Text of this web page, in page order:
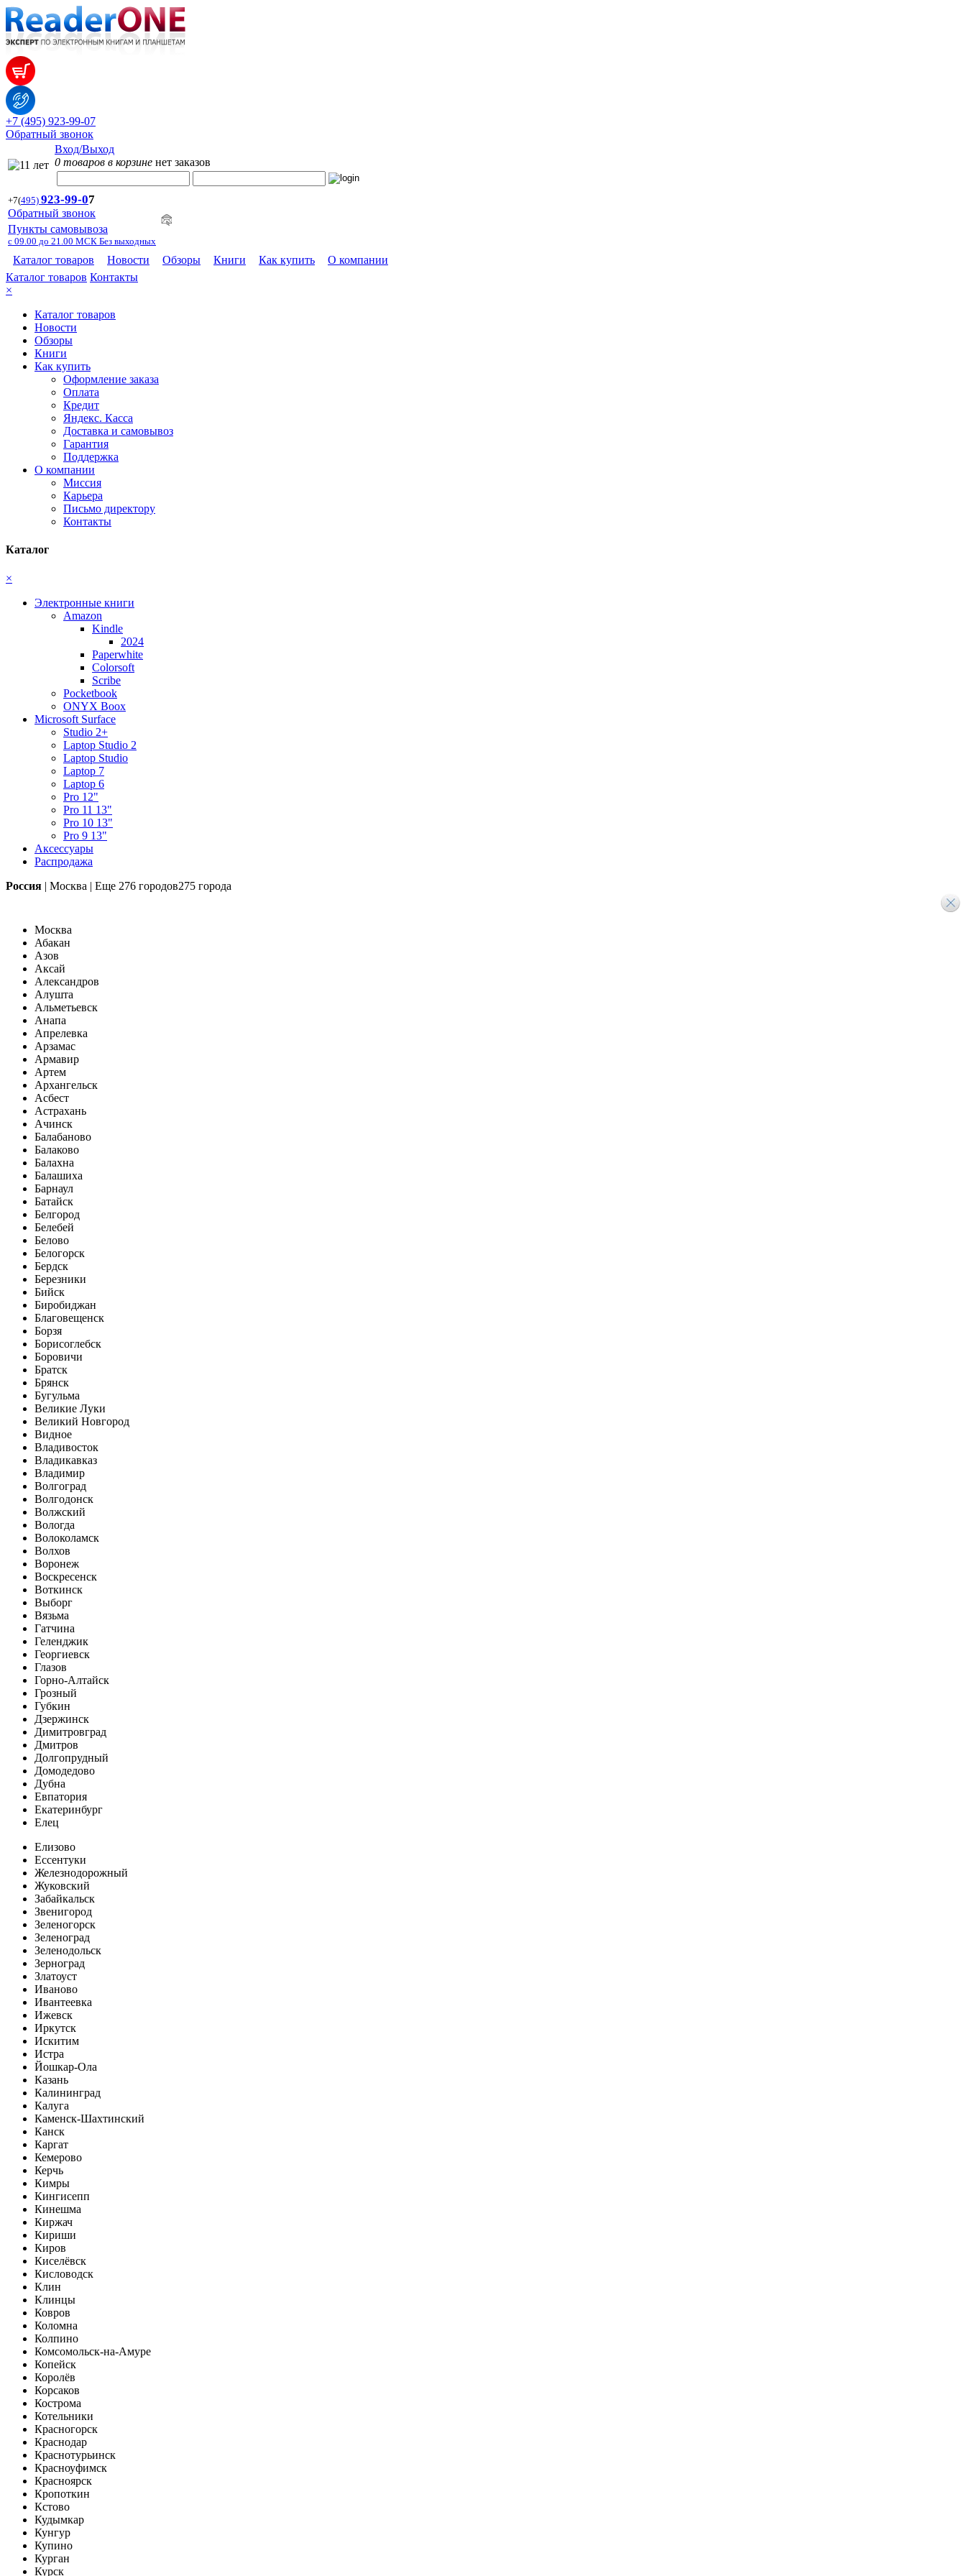
+7 (495) 923-99-07
Обратный звонок
Вход/Выход
0 товаров в корзине нет заказов
+7(495) 923-99-07
Обратный звонок
Пункты самовывоза
с 09.00 до 21.00 МСК Без выходных
Каталог товаров Новости Обзоры Книги Как купить
О компании
Каталог товаров Контакты
×
Каталог товаров
Новости
Обзоры
Книги
Как купить
Оформление заказа
Оплата
Кредит
Яндекс. Касса
Доставка и самовывоз
Гарантия
Поддержка
О компании
Миссия
Карьера
Письмо директору
Контакты
Каталог
×
Электронные книги
Amazon
Kindle
2024
Paperwhite
Colorsoft
Scribe
Pocketbook
ONYX Boox
Microsoft Surface
Studio 2+
Laptop Studio 2
Laptop Studio
Laptop 7
Laptop 6
Pro 12"
Pro 11 13"
Pro 10 13"
Pro 9 13"
Аксессуары
Распродажа
Россия | Москва | Еще 276 городов275 города
Москва
Абакан
Азов
Аксай
Александров
Алушта
Альметьевск
Анапа
Апрелевка
Арзамас
Армавир
Артем
Архангельск
Асбест
Астрахань
Ачинск
Балабаново
Балаково
Балахна
Балашиха
Барнаул
Батайск
Белгород
Белебей
Белово
Белогорск
Бердск
Березники
Бийск
Биробиджан
Благовещенск
Борзя
Борисоглебск
Боровичи
Братск
Брянск
Бугульма
Великие Луки
Великий Новгород
Видное
Владивосток
Владикавказ
Владимир
Волгоград
Волгодонск
Волжский
Вологда
Волоколамск
Волхов
Воронеж
Воскресенск
Воткинск
Выборг
Вязьма
Гатчина
Геленджик
Георгиевск
Глазов
Горно-Алтайск
Грозный
Губкин
Дзержинск
Димитровград
Дмитров
Долгопрудный
Домодедово
Дубна
Евпатория
Екатеринбург
Елец
Елизово
Ессентуки
Железнодорожный
Жуковский
Забайкальск
Звенигород
Зеленогорск
Зеленоград
Зеленодольск
Зерноград
Златоуст
Иваново
Ивантеевка
Ижевск
Иркутск
Искитим
Истра
Йошкар-Ола
Казань
Калининград
Калуга
Каменск-Шахтинский
Канск
Каргат
Кемерово
Керчь
Кимры
Кингисепп
Кинешма
Киржач
Кириши
Киров
Киселёвск
Кисловодск
Клин
Клинцы
Ковров
Коломна
Колпино
Комсомольск-на-Амуре
Копейск
Королёв
Корсаков
Кострома
Котельники
Красногорск
Краснодар
Краснотурьинск
Красноуфимск
Красноярск
Кропоткин
Кстово
Кудымкар
Кунгур
Купино
Курган
Курск